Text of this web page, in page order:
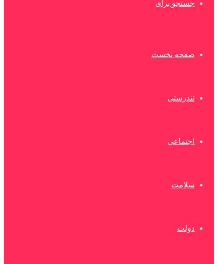
جستجو برای
صفحه نخست
تندرستی
اجتماعی
سلامت
دولت